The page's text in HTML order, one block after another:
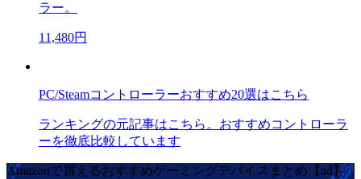
ラー。
11,480円
PC/Steamコントローラーおすすめ20選はこちら
ランキングの元記事はこちら。おすすめコントローラ
ーを徹底比較しています
Amazonで買えるおすすめゲーミングデバイスまとめ【ad】